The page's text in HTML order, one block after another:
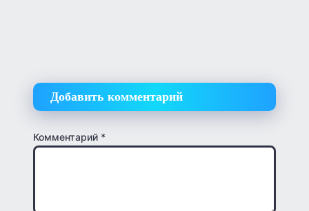
Добавить комментарий
Комментарий *